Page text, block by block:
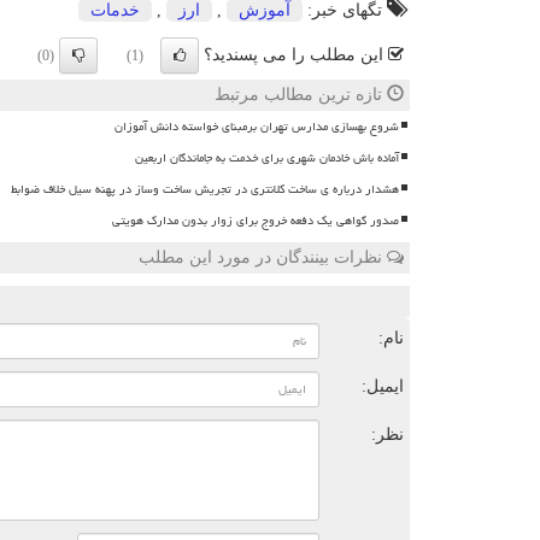
تگهای خبر: آموزش ارز خدمات
این مطلب را می پسندید؟ (1)
(0)
تازه ترین مطالب مرتبط
شروع بهسازی مدارس تهران برمبنای خواسته دانش آموزان
آماده باش خادمان شهری برای خدمت به جاماندگان اربعین
هشدار درباره ی ساخت کلانتری در تجریش ساخت وساز در پهنه سیل خلاف ضوابط
صدور گواهی یک دفعه خروج برای زوار بدون مدارک هویتی
نظرات بینندگان در مورد این مطلب
نام:
ایمیل:
نظر: